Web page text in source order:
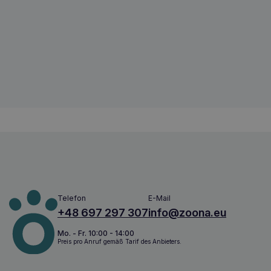
Telefon
+48 697 297 307
E-Mail
info@zoona.eu
Mo. - Fr. 10:00 - 14:00
Preis pro Anruf gemäß Tarif des Anbieters.